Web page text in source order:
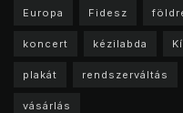
Europa Fidesz
koncert kézilabda
plakát rendszerváltás
vásárlás